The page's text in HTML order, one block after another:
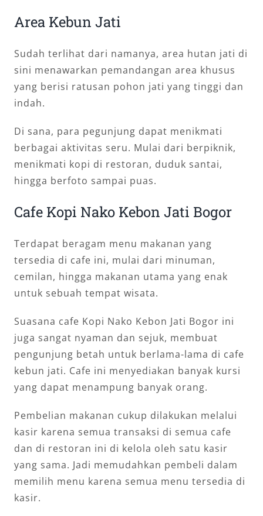
Area Kebun Jati
Sudah terlihat dari namanya, area hutan jati di
sini menawarkan pemandangan area khusus
yang berisi ratusan pohon jati yang tinggi dan
indah.
Di sana, para pegunjung dapat menikmati
berbagai aktivitas seru. Mulai dari berpiknik,
menikmati kopi di restoran, duduk santai,
hingga berfoto sampai puas.
Cafe Kopi Nako Kebon Jati Bogor
Terdapat beragam menu makanan yang
tersedia di cafe ini, mulai dari minuman,
cemilan, hingga makanan utama yang enak
untuk sebuah tempat wisata.
Suasana cafe Kopi Nako Kebon Jati Bogor ini
juga sangat nyaman dan sejuk, membuat
pengunjung betah untuk berlama-lama di cafe
kebun jati. Cafe ini menyediakan banyak kursi
yang dapat menampung banyak orang.
Pembelian makanan cukup dilakukan melalui
kasir karena semua transaksi di semua cafe
dan di restoran ini di kelola oleh satu kasir
yang sama. Jadi memudahkan pembeli dalam
memilih menu karena semua menu tersedia di
kasir.